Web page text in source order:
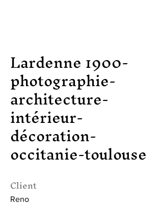
Lardenne 1900-
photographie-
architecture-
intérieur-
décoration-
occitanie-toulouse
Client
Reno